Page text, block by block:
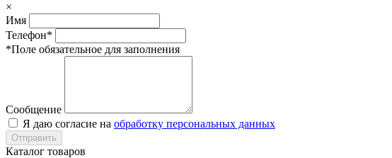
×
Имя
Телефон*
*Поле обязательное для заполнения
Сообщение
Я даю согласие на обработку персональных данных
Каталог товаров